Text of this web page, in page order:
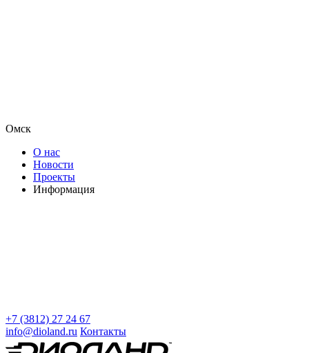
Омск
О нас
Новости
Проекты
Информация
+7 (3812) 27 24 67
info@dioland.ru Контакты